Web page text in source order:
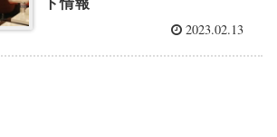
ト情報
2023.02.13